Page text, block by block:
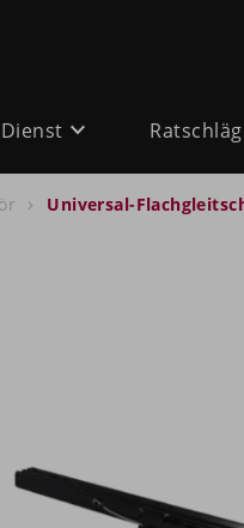
Dienst
Universal-